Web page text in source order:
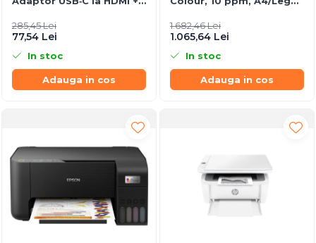
285,45 Lei
77,54 Lei
In stoc
Adauga in cos
1.682,46 Lei
1.065,64 Lei
In stoc
Adauga in cos